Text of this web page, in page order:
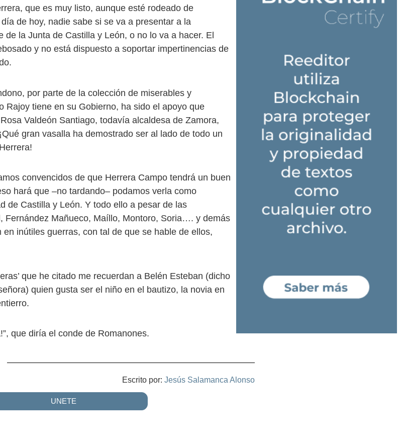
que es muy listo, aunque esté rodeado de
de hoy, nadie sabe si se va a presentar a la
de la Junta de Castilla y León, o no lo va a hacer. El
y no está dispuesto a soportar impertinencias de
por parte de la colección de miserables y
Rajoy tiene en su Gobierno, ha sido el apoyo que
Valdeón Santiago, todavía alcaldesa de Zamora,
gran vasalla ha demostrado ser al lado de todo un
convencidos de que Herrera Campo tendrá un buen
hará que –no tardando– podamos verla como
de Castilla y León. Y todo ello a pesar de las
Fernández Mañueco, Maíllo, Montoro, Soria…. y demás
inútiles guerras, con tal de que se hable de ellos,
que he citado me recuerdan a Belén Esteban (dicho
quien gusta ser el niño en el bautizo, la novia en
que diría el conde de Romanones.
Escrito por: Jesús Salamanca Alonso
UNETE